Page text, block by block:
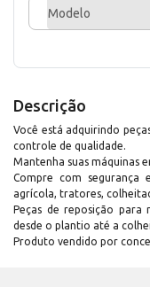
Modelo
Descrição
Você está adquirindo
controle de qualidade.
Mantenha suas máquinas
Compre com segurança
agrícola, tratores,
Peças de reposição
desde o plantio até a
Produto vendido por